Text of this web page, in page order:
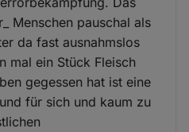
Menschen pauschal als
da fast ausnahmslos
mal ein Stück Fleisch
gegessen hat ist eine
für sich und kaum zu